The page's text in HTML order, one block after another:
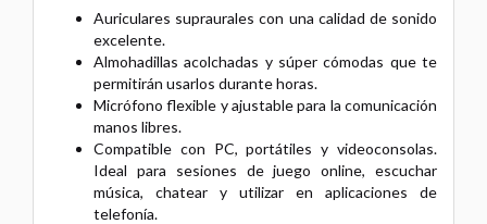
Auriculares supraurales con una calidad de sonido
excelente.
Almohadillas acolchadas y súper cómodas que te
permitirán usarlos durante horas.
Micrófono flexible y ajustable para la comunicación
manos libres.
Compatible con PC, portátiles y videoconsolas.
Ideal para sesiones de juego online, escuchar
música, chatear y utilizar en aplicaciones de
telefonía.